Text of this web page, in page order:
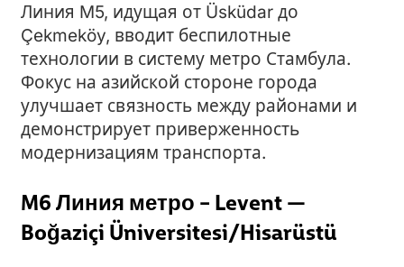
Линия M5, идущая от Üsküdar до
Çekmeköy, вводит беспилотные
технологии в систему метро Стамбула.
Фокус на азийской стороне города
улучшаeт связность между районами и
демонстрирует приверженность
модернизациям транспорта.
M6 Линия метро – Levent —
Boğaziçi Üniversitesi/Hisarüstü